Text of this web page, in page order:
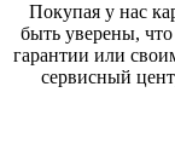
Покупая у нас
быть уверены,
гарантии или
сервисный